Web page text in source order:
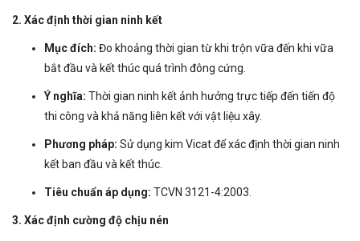
2. Xác định thời gian ninh kết
Mục đích: Đo khoảng thời gian từ khi trộn vữa đến khi vữa
bắt đầu và kết thúc quá trình đông cứng.
Ý nghĩa: Thời gian ninh kết ảnh hưởng trực tiếp đến tiến độ
thi công và khả năng liên kết với vật liệu xây.
Phương pháp: Sử dụng kim Vicat để xác định thời gian ninh
kết ban đầu và kết thúc.
Tiêu chuẩn áp dụng: TCVN 3121-4:2003.
3. Xác định cường độ chịu nén